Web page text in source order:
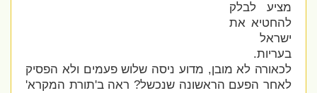
מציע לבלק
להחטיא את
ישראל
בעריות.
לכאורה לא מובן, מדוע ניסה שלוש פעמים ולא הפסיק
לאחר הפעם הראשונה שנכשל? ראה ב'תורת המקרא'